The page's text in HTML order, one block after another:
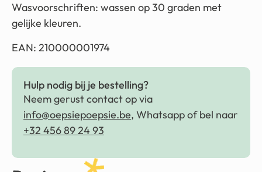
Wasvoorschriften: wassen op 30 graden met
gelijke kleuren.
EAN: 210000001974
Hulp nodig bij je bestelling?
Neem gerust contact op via
info@oepsiepoepsie.be, Whatsapp of bel naar
+32 456 89 24 93